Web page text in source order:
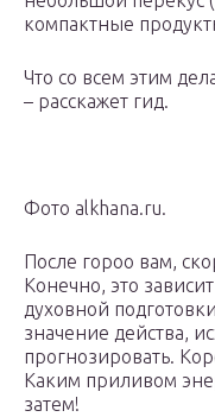
компактные
Что со всем этим
– расскажет гид.
Фото alkhana.ru.
После гороо вам,
Конечно, это
духовной
значение действа,
прогнозировать.
Каким приливом
затем!